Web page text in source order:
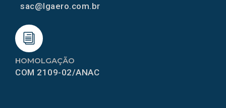
HOMOLGAÇÃO
COM 2109-02/ANAC
sac@lgaero.com.br